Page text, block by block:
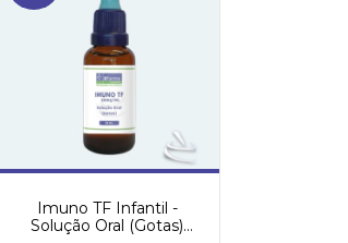
Imuno TF Infantil -
Solução Oral (Gotas)